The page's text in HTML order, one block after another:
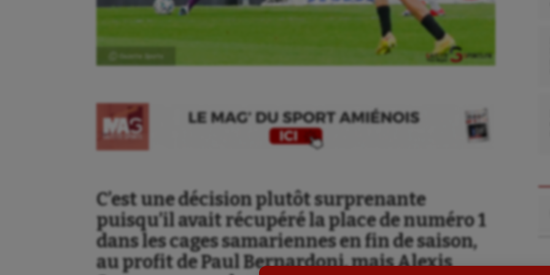
Athlétisme
Auto
Aviron
Balle à la main
Equitation
Escalade
Escrime
Fitness
Korfbal
Longue paume
Moto
C’est une décision plutôt surprenante
puisqu’il avait récupéré la place de numéro 1
dans les cages samariennes en fin de saison,
au profit de Paul Bernardoni, mais Alexis